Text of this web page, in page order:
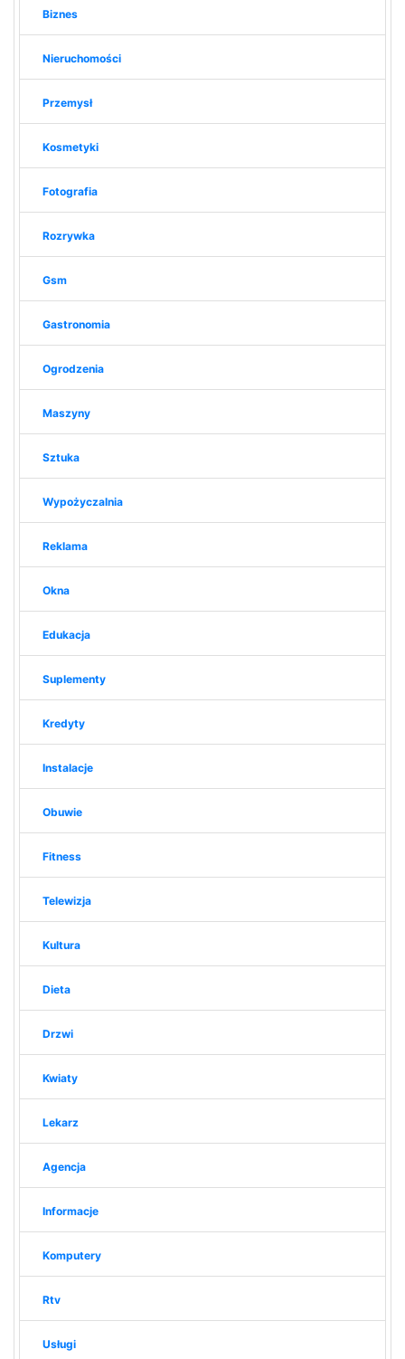
Biznes
Nieruchomości
Przemysł
Kosmetyki
Fotografia
Rozrywka
Gsm
Gastronomia
Ogrodzenia
Maszyny
Sztuka
Wypożyczalnia
Reklama
Okna
Edukacja
Suplementy
Kredyty
Instalacje
Obuwie
Fitness
Telewizja
Kultura
Dieta
Drzwi
Kwiaty
Lekarz
Agencja
Informacje
Komputery
Rtv
Usługi